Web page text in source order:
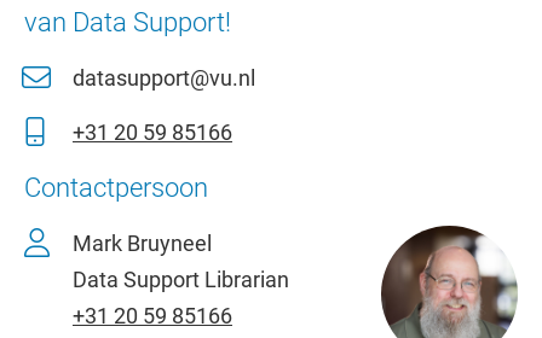
van Data Support!
datasupport@vu.nl
+31 20 59 85166
Contactpersoon
Mark Bruyneel
Data Support Librarian
+31 20 59 85166